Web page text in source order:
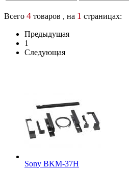
Всего 4 товаров , на 1 страницах:
Предыдущая
1
Следующая
Sony BKM-37H